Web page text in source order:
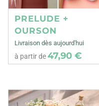
PRELUDE +
OURSON
Livraison dès aujourd'hui
à partir de47,90 €